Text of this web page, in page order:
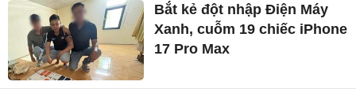
Bắt kẻ đột nhập Điện Máy
Xanh, cuỗm 19 chiếc iPhone
17 Pro Max